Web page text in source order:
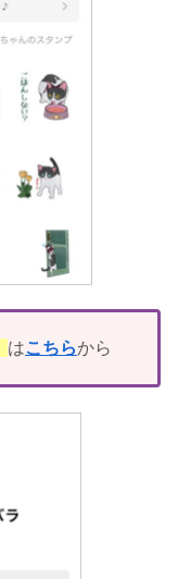
はこちらから